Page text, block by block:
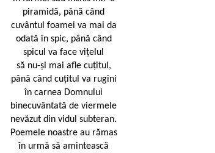
piramidă, până când
cuvântul foamei va mai da
odată în spic, până când
spicul va face viţelul
să nu-şi mai afle cuţitul,
până când cuţitul va rugini
în carnea Domnului
binecuvântată de viermele
nevăzut din vidul subteran.
Poemele noastre au rămas
în urmă să amintească